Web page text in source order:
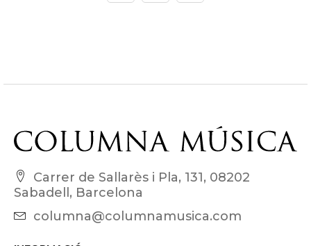
Carrer de Sallarès i Pla, 131, 08202
Sabadell, Barcelona
columna@columnamusica.com